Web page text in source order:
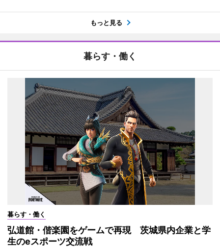
もっと見る
暮らす・働く
暮らす・働く
弘道館・偕楽園をゲームで再現 茨城県内企業と学
生のeスポーツ交流戦